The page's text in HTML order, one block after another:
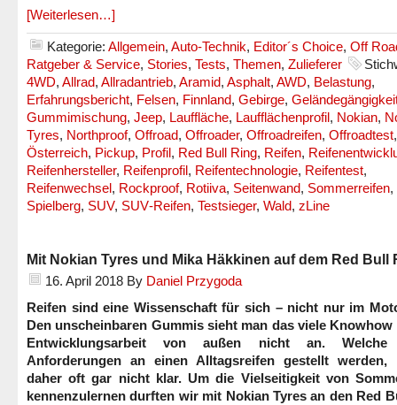
[Weiterlesen…]
Kategorie: Allgemein, Auto-Technik, Editor´s Choice, Off
Ratgeber & Service, Stories, Tests, Themen, Zulieferer
4WD, Allrad, Allradantrieb, Aramid, Asphalt, AWD, Belastung,
Erfahrungsbericht, Felsen, Finnland, Gebirge,
Gummimischung, Jeep, Lauffläche, Laufflächenprofil, Nokian,
Tyres, Northproof, Offroad, Offroader, Offroadreifen, Offroadtest,
Österreich, Pickup, Profil, Red Bull Ring, Reifen,
Reifenhersteller, Reifenprofil, Reifentechnologie, Reifentest,
Reifenwechsel, Rockproof, Rotiiva, Seitenwand, Sommerreifen,
Spielberg, SUV, SUV‐Reifen, Testsieger, Wald, zLine
Mit Nokian Tyres und Mika Häkkinen auf dem Red Bull
16. April 2018 By Daniel Przygoda
Reifen sind eine Wissenschaft für sich – nicht nur im
Den unscheinbaren Gummis sieht man das viele Knowhow
Entwicklungsarbeit von außen nicht an. Welche
Anforderungen an einen Alltagsreifen gestellt
daher oft gar nicht klar. Um die Vielseitigkeit von
kennenzulernen durften wir mit Nokian Tyres an den Red